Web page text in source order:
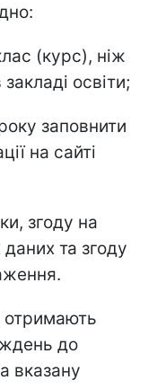
(курс), ніж
освіти;
заповнити
на сайті
згоду на
та згоду
отримають
до
вказану